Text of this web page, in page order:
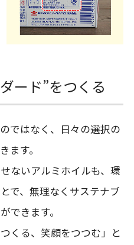
ード”をつくる
ではなく、日々の選択の
ます。
ないアルミホイルも、環
で、無理なくサステナブ
できます。
くる、笑顔をつつむ」と